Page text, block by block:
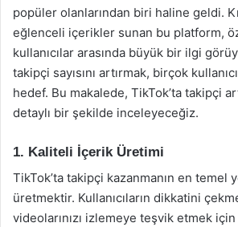
popüler olanlarından biri haline geldi.
eğlenceli içerikler sunan bu platform,
kullanıcılar arasında büyük bir ilgi
takipçi sayısını artırmak, birçok
hedef. Bu makalede, TikTok’ta takipçi
detaylı bir şekilde inceleyeceğiz.
1. Kaliteli İçerik Üretimi
TikTok’ta takipçi kazanmanın en temel
üretmektir. Kullanıcıların dikkatini
videolarınızı izlemeye teşvik etmek için